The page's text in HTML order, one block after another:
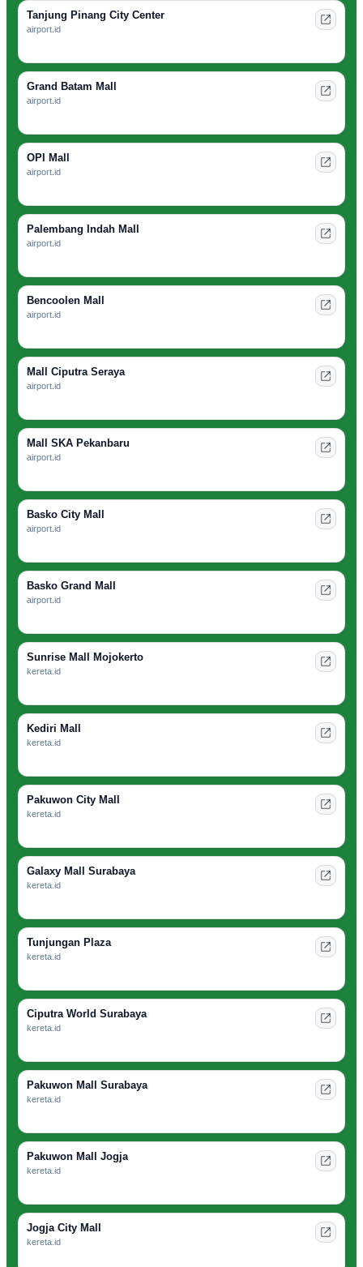
Tanjung Pinang City Center
airport.id
Grand Batam Mall
airport.id
OPI Mall
airport.id
Palembang Indah Mall
airport.id
Bencoolen Mall
airport.id
Mall Ciputra Seraya
airport.id
Mall SKA Pekanbaru
airport.id
Basko City Mall
airport.id
Basko Grand Mall
airport.id
Sunrise Mall Mojokerto
kereta.id
Kediri Mall
kereta.id
Pakuwon City Mall
kereta.id
Galaxy Mall Surabaya
kereta.id
Tunjungan Plaza
kereta.id
Ciputra World Surabaya
kereta.id
Pakuwon Mall Surabaya
kereta.id
Pakuwon Mall Jogja
kereta.id
Jogja City Mall
kereta.id